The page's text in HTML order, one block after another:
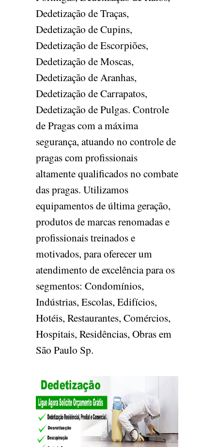
Dedetização de Traças,
Dedetização de Cupins,
Dedetização de Escorpiões,
Dedetização de Moscas,
Dedetização de Aranhas,
Dedetização de Carrapatos,
Dedetização de Pulgas. Controle
de Pragas com a máxima
segurança, atuando no controle de
pragas com profissionais
altamente qualificados no combate
das pragas. Utilizamos
equipamentos de última geração,
produtos de marcas renomadas e
profissionais treinados e
motivados, para oferecer um
atendimento de excelência para os
segmentos: Condomínios,
Indústrias, Escolas, Edifícios,
Hotéis, Restaurantes, Comércios,
Hospitais, Residências, Obras em
São Paulo Sp.